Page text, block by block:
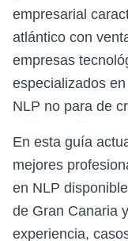
empresarial
atlántico con
empresas
especializados
NLP no para de
En esta guía
mejores
en NLP
de Gran Canaria
experiencia,